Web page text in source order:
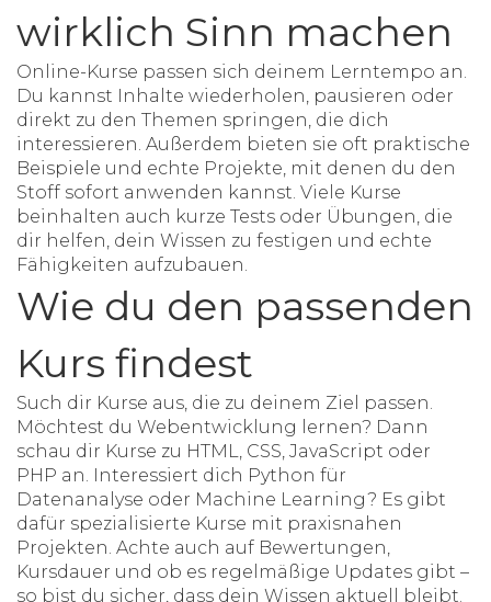
wirklich Sinn machen
Online-Kurse passen sich deinem Lerntempo an.
Du kannst Inhalte wiederholen, pausieren oder
direkt zu den Themen springen, die dich
interessieren. Außerdem bieten sie oft praktische
Beispiele und echte Projekte, mit denen du den
Stoff sofort anwenden kannst. Viele Kurse
beinhalten auch kurze Tests oder Übungen, die
dir helfen, dein Wissen zu festigen und echte
Fähigkeiten aufzubauen.
Wie du den passenden
Kurs findest
Such dir Kurse aus, die zu deinem Ziel passen.
Möchtest du Webentwicklung lernen? Dann
schau dir Kurse zu HTML, CSS, JavaScript oder
PHP an. Interessiert dich Python für
Datenanalyse oder Machine Learning? Es gibt
dafür spezialisierte Kurse mit praxisnahen
Projekten. Achte auch auf Bewertungen,
Kursdauer und ob es regelmäßige Updates gibt –
so bist du sicher, dass dein Wissen aktuell bleibt.